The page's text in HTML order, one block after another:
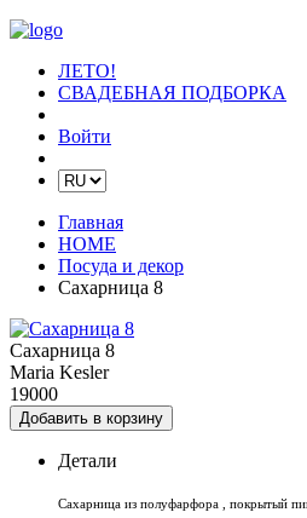
ЛЕТО!
СВАДЕБНАЯ ПОДБОРКА
Войти
Главная
HOME
Посуда и декор
Сахарница 8
Сахарница 8
Maria Kesler
19000
Добавить в корзину
Детали
Сахарница из полуфарфора , покрытый